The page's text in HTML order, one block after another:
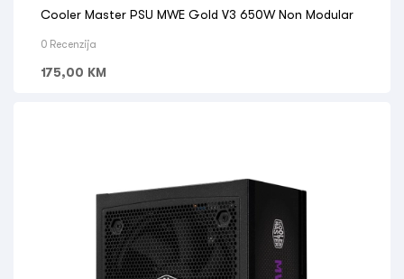
Cooler Master PSU MWE Gold V3 650W Non Modular
0 Recenzija
175,00 KM